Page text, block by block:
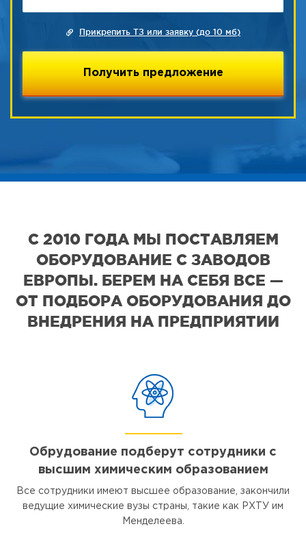
Прикрепить ТЗ или заявку (до 10 мб)
С 2010 ГОДА МЫ ПОСТАВЛЯЕМ
ОБОРУДОВАНИЕ С ЗАВОДОВ
ЕВРОПЫ. БЕРЕМ НА СЕБЯ ВСЕ —
ОТ ПОДБОРА ОБОРУДОВАНИЯ ДО
ВНЕДРЕНИЯ НА ПРЕДПРИЯТИИ
Обрудование подберут сотрудники с
высшим химическим образованием
Все сотрудники имеют высшее образование, закончили
ведущие химические вузы страны, такие как РХТУ им
Менделеева.